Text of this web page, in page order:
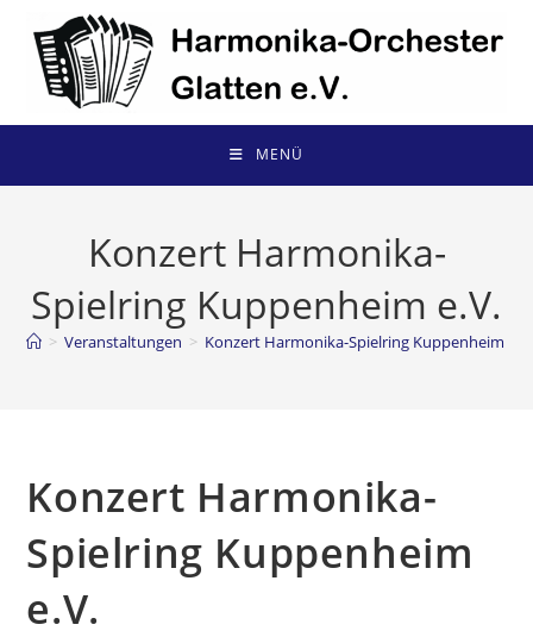
Inhalt
springen
MENÜ
Konzert Harmonika-
Spielring Kuppenheim e.V.
> Veranstaltungen > Konzert Harmonika-Spielring Kuppenheim e.V.
Konzert Harmonika-
Spielring Kuppenheim
e.V.